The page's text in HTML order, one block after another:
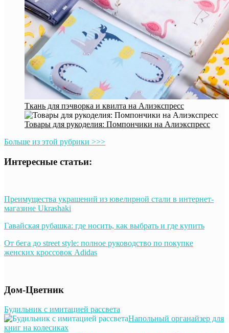
Ткань для пэчворка и квилта на Алиэкспресс
Товары для рукоделия: Помпончики на Алиэкспресс
Больше из этой рубрики >>>
Интересные статьи:
Преимущества украшений из ювелирной стали в интернет-
магазине Ukrashaki
Гавайская рубашка: где носить, как выбрать и где купить
От бега до street style: полное руководство по покупке
женских кроссовок Adidas
Дом-Цветник
Будильник с имитацией рассвета
Напольный органайзер для
книг на колесиках